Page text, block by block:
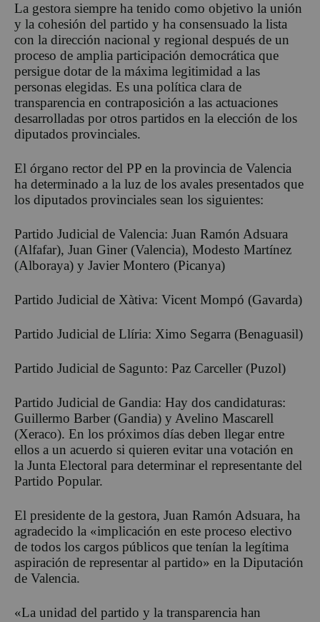
La gestora siempre ha tenido como objetivo la unión
y la cohesión del partido y ha consensuado la lista
con la dirección nacional y regional después de un
proceso de amplia participación democrática que
persigue dotar de la máxima legitimidad a las
personas elegidas. Es una política clara de
transparencia en contraposición a las actuaciones
desarrolladas por otros partidos en la elección de los
diputados provinciales.
El órgano rector del PP en la provincia de Valencia
ha determinado a la luz de los avales presentados que
los diputados provinciales sean los siguientes:
Partido Judicial de Valencia: Juan Ramón Adsuara
(Alfafar), Juan Giner (Valencia), Modesto Martínez
(Alboraya) y Javier Montero (Picanya)
Partido Judicial de Xàtiva: Vicent Mompó (Gavarda)
Partido Judicial de Llíria: Ximo Segarra (Benaguasil)
Partido Judicial de Sagunto: Paz Carceller (Puzol)
Partido Judicial de Gandia: Hay dos candidaturas:
Guillermo Barber (Gandia) y Avelino Mascarell
(Xeraco). En los próximos días deben llegar entre
ellos a un acuerdo si quieren evitar una votación en
la Junta Electoral para determinar el representante del
Partido Popular.
El presidente de la gestora, Juan Ramón Adsuara, ha
agradecido la «implicación en este proceso electivo
de todos los cargos públicos que tenían la legítima
aspiración de representar al partido» en la Diputación
de Valencia.
«La unidad del partido y la transparencia han